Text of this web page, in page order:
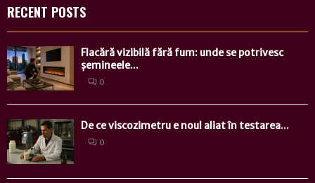
RECENT POSTS
Flacără vizibilă fără fum: unde se potrivesc
șemineele...
0
De ce viscozimetru e noul aliat în testarea...
0